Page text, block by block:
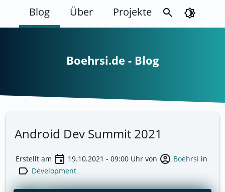
Blog Über Projekte search brightness_4
Boehrsi.de - Blog
Android Dev Summit 2021
Erstellt am event 19.10.2021 - 09:00 Uhr von account_circle Boehrsi in
label Development